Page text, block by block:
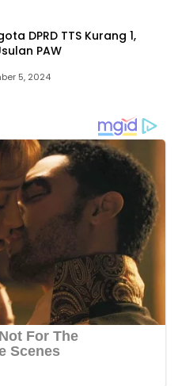
DPRD TTS Kurang 1,
PAW
5, 2024